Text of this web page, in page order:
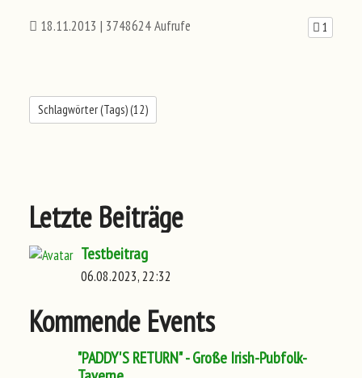
18.11.2013 | 3748624 Aufrufe 1
Schlagwörter (Tags) (12)
Letzte Beiträge
Testbeitrag
06.08.2023, 22:32
Kommende Events
"PADDY'S RETURN" - Große Irish-Pubfolk-